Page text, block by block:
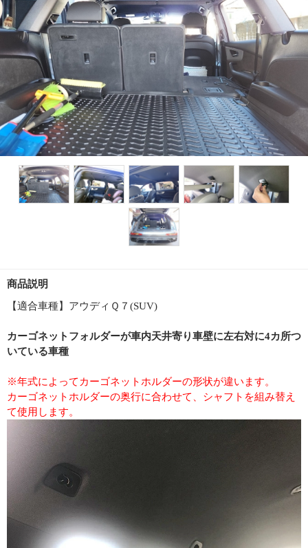
商品説明
【適合車種】アウディＱ７(SUV)
カーゴネットフォルダーが車内天井寄り車壁に左右対に4カ所つ
いている車種
※年式によってカーゴネットホルダーの形状が違います。
カーゴネットホルダーの奥行に合わせて、シャフトを組み替え
て使用します。